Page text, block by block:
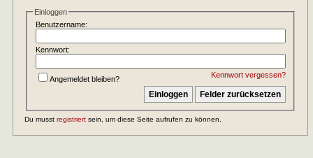
Einloggen
Benutzername:
Kennwort:
Kennwort vergessen?
Angemeldet bleiben?
Du musst registriert sein, um diese Seite aufrufen zu können.